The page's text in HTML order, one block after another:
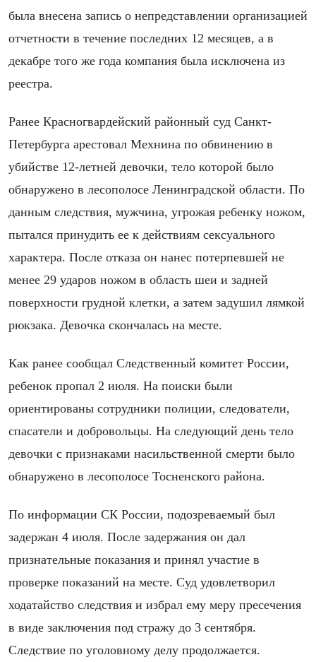
была внесена запись о непредставлении организацией
отчетности в течение последних 12 месяцев, а в
декабре того же года компания была исключена из
реестра.
Ранее Красногвардейский районный суд Санкт-
Петербурга арестовал Мехнина по обвинению в
убийстве 12-летней девочки, тело которой было
обнаружено в лесополосе Ленинградской области. По
данным следствия, мужчина, угрожая ребенку ножом,
пытался принудить ее к действиям сексуального
характера. После отказа он нанес потерпевшей не
менее 29 ударов ножом в область шеи и задней
поверхности грудной клетки, а затем задушил лямкой
рюкзака. Девочка скончалась на месте.
Как ранее сообщал Следственный комитет России,
ребенок пропал 2 июля. На поиски были
ориентированы сотрудники полиции, следователи,
спасатели и добровольцы. На следующий день тело
девочки с признаками насильственной смерти было
обнаружено в лесополосе Тосненского района.
По информации СК России, подозреваемый был
задержан 4 июля. После задержания он дал
признательные показания и принял участие в
проверке показаний на месте. Суд удовлетворил
ходатайство следствия и избрал ему меру пресечения
в виде заключения под стражу до 3 сентября.
Следствие по уголовному делу продолжается.